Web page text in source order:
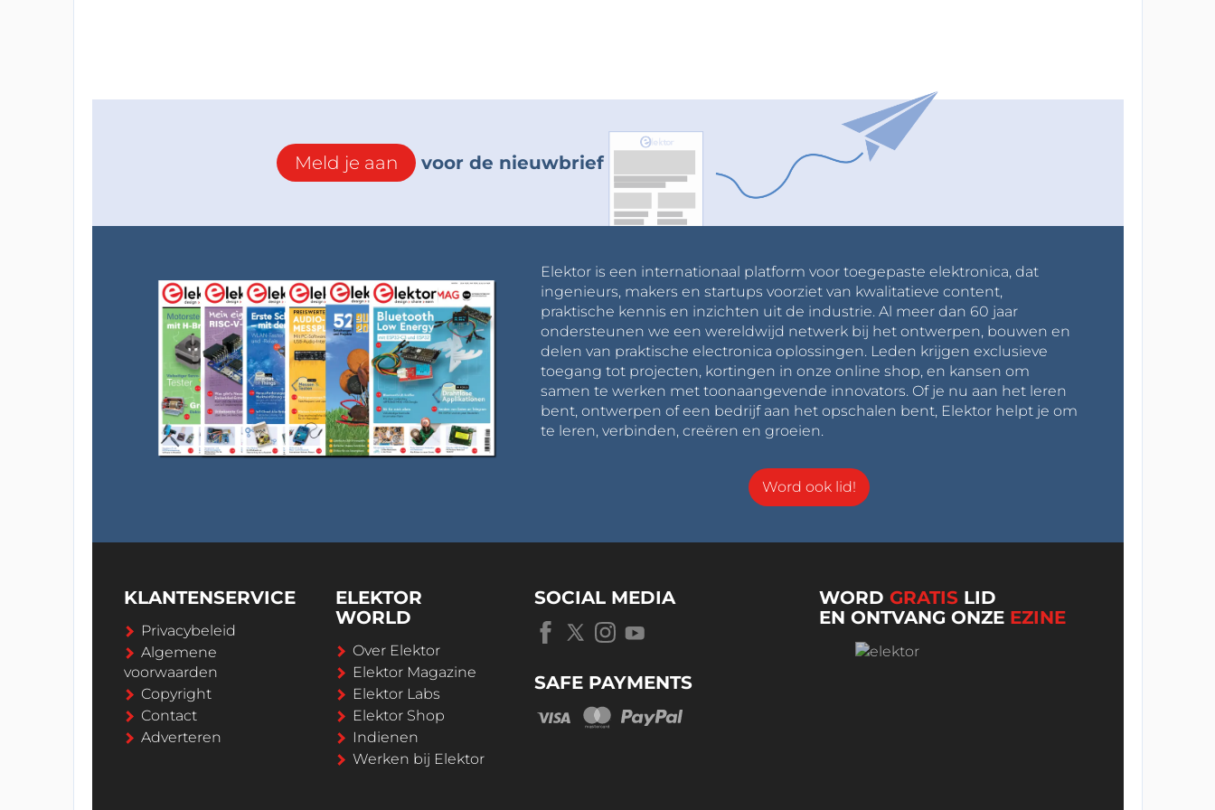
Meld je aan voor de nieuwbrief
Elektor is een internationaal platform voor toegepaste elektronica, dat
ingenieurs, makers en startups voorziet van kwalitatieve content,
praktische kennis en inzichten uit de industrie. Al meer dan 60 jaar
ondersteunen we een wereldwijd netwerk bij het ontwerpen, bouwen en
delen van praktische electronica oplossingen. Leden krijgen exclusieve
toegang tot projecten, kortingen in onze online shop, en kansen om
samen te werken met toonaangevende innovators. Of je nu aan het leren
bent, ontwerpen of een bedrijf aan het opschalen bent, Elektor helpt je om
te leren, verbinden, creëren en groeien.
Word ook lid!
KLANTENSERVICE
Privacybeleid
Algemene
voorwaarden
Copyright
Contact
Adverteren
ELEKTOR
WORLD
Over Elektor
Elektor Magazine
Elektor Labs
Elektor Shop
Indienen
Werken bij Elektor
SOCIAL MEDIA
SAFE PAYMENTS
WORDGRATIS LID
EN ONTVANG ONZE EZINE